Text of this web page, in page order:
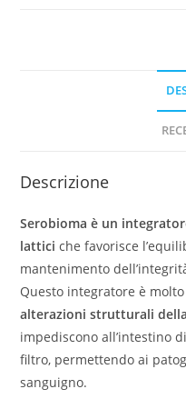
Descrizione
Serobioma è un
lattici che favorisce
mantenimento
Questo integratore è
alterazioni strutturali
impediscono all’intestino
filtro, permettendo ai
sanguigno.